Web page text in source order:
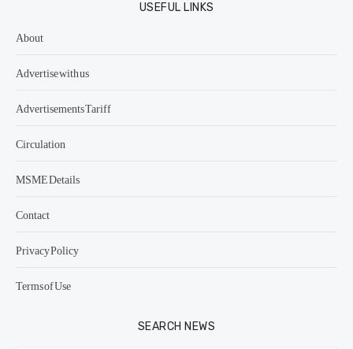
USEFUL LINKS
About
Advertise with us
Advertisements Tariff
Circulation
MSME Details
Contact
Privacy Policy
Terms of Use
SEARCH NEWS